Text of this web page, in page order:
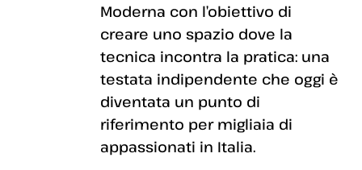
Moderna con l’obiettivo di
creare uno spazio dove la
tecnica incontra la pratica: una
testata indipendente che oggi è
diventata un punto di
riferimento per migliaia di
appassionati in Italia.